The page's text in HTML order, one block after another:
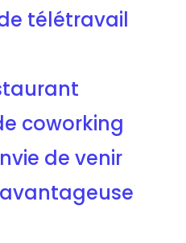
télétravail
coworking
de venir